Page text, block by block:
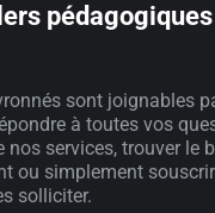
sont joignables
à toutes vos
nos services, trouver le
ou simplement
solliciter.